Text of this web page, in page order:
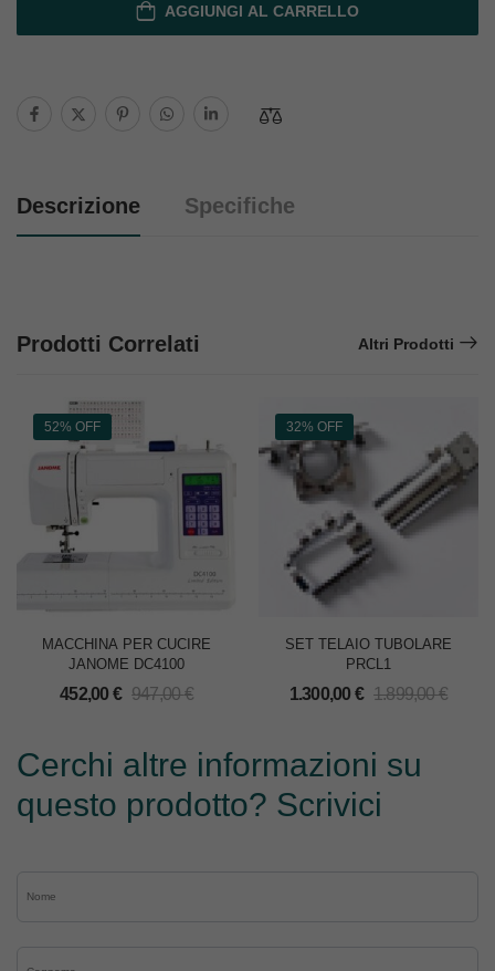
AGGIUNGI AL CARRELLO
Descrizione Specifiche
Prodotti Correlati Altri Prodotti
52% OFF
MACCHINA PER CUCIRE
JANOME DC4100
452,00 € 947,00€
32% OFF
SET TELAIO TUBOLARE
PRCL1
1.300,00 € 1.899,00€
Cerchi altre informazioni su
questo prodotto? Scrivici